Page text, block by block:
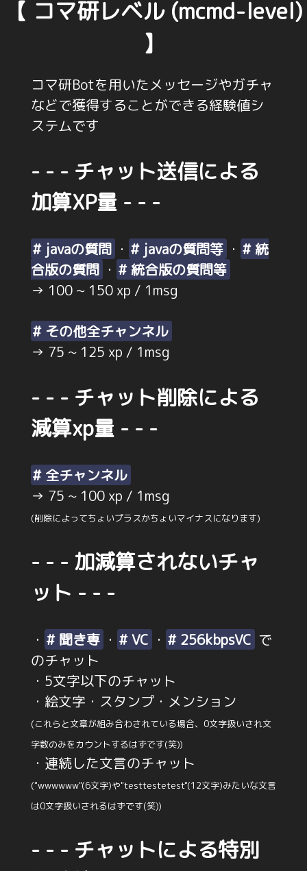
【 コマ研レベル (mcmd-level)
】
コマ研Botを用いたメッセージやガチャ
などで獲得することができる経験値シ
ステムです
- - - チャット送信による
加算XP量 - - -
# javaの質問 ・ # javaの質問等 ・ # 統
合版の質問 ・ # 統合版の質問等
→ 100 ~ 150 xp / 1msg
# その他全チャンネル
→ 75 ~ 125 xp / 1msg
- - - チャット削除による
減算xp量 - - -
# 全チャンネル
→ 75 ~ 100 xp / 1msg
(削除によってちょいプラスかちょいマイナスになります)
- - - 加減算されないチャ
ット - - -
・ # 聞き専 ・ # VC ・ # 256kbpsVC で
のチャット
・5文字以下のチャット
・絵文字・スタンプ・メンション
(これらと文章が組み合わされている場合、0文字扱いされ文
字数のみをカウントするはずです(笑))
・連続した文言のチャット
("wwwwww"(6文字)や"testtestetest"(12文字)みたいな文言
は0文字扱いされるはずです(笑))
- - - チャットによる特別